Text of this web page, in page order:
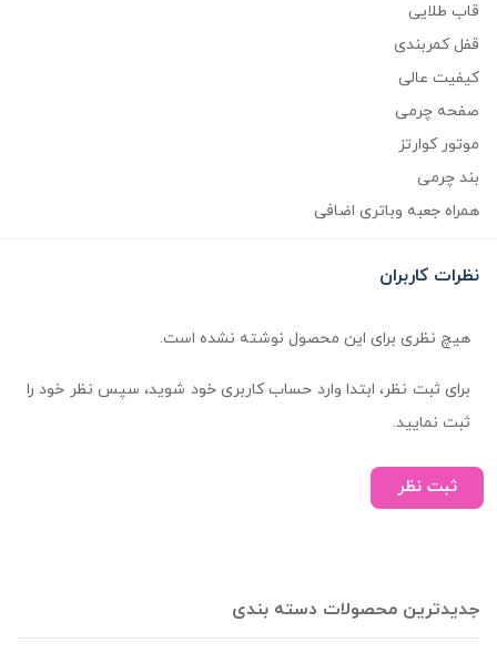
قاب طلایی
قفل کمربندی
کیفیت عالی
صفحه چرمی
موتور کوارتز
بند چرمی
همراه جعبه وباتری اضافی
نظرات کاربران
هیچ نظری برای این محصول نوشته نشده است.
برای ثبت نظر، ابتدا وارد حساب کاربری خود شوید، سپس نظر خود را
ثبت نمایید.
ثبت نظر
جدیدترین محصولات دسته بندی